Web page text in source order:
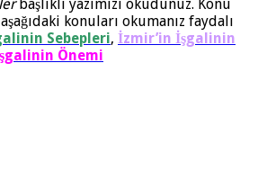
başlıklı yazımızı okudunuz. Konu
konuları okumanız faydalı
Sebepleri, İzmir’in İşgalinin
Önemi